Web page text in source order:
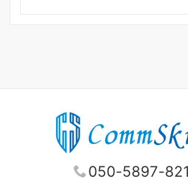
050-5897-